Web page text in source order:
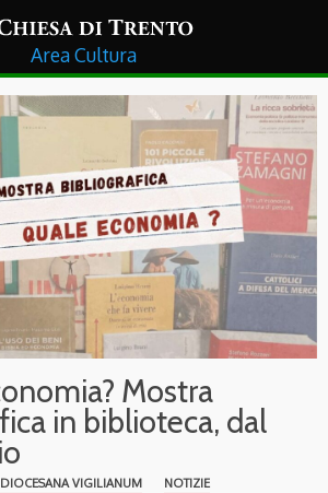
Cultura
Mostra
in biblioteca, dal
VIGILIANUM NOTIZIE